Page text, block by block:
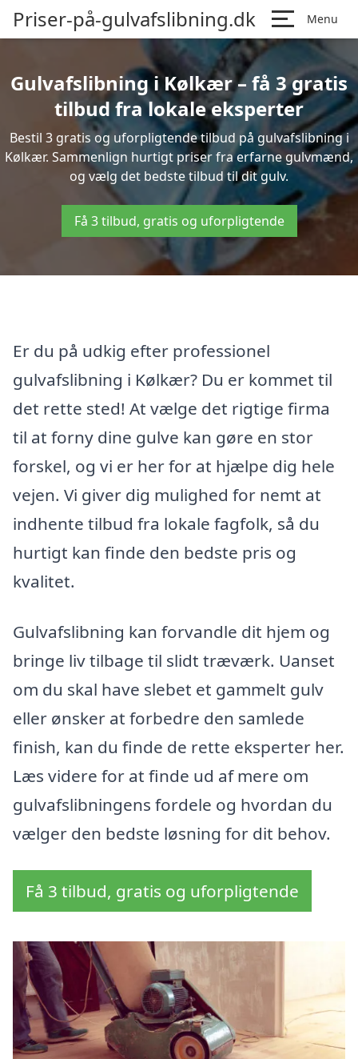
Priser-på-gulvafslibning.dk Menu
Gulvafslibning i Kølkær – få 3 gratis
tilbud fra lokale eksperter
Bestil 3 gratis og uforpligtende tilbud på gulvafslibning i
Kølkær. Sammenlign hurtigt priser fra erfarne gulvmænd,
og vælg det bedste tilbud til dit gulv.
Få 3 tilbud, gratis og uforpligtende
Er du på udkig efter professionel
gulvafslibning i Kølkær? Du er kommet til
det rette sted! At vælge det rigtige firma
til at forny dine gulve kan gøre en stor
forskel, og vi er her for at hjælpe dig hele
vejen. Vi giver dig mulighed for nemt at
indhente tilbud fra lokale fagfolk, så du
hurtigt kan finde den bedste pris og
kvalitet.
Gulvafslibning kan forvandle dit hjem og
bringe liv tilbage til slidt træværk. Uanset
om du skal have slebet et gammelt gulv
eller ønsker at forbedre den samlede
finish, kan du finde de rette eksperter her.
Læs videre for at finde ud af mere om
gulvafslibningens fordele og hvordan du
vælger den bedste løsning for dit behov.
Få 3 tilbud, gratis og uforpligtende